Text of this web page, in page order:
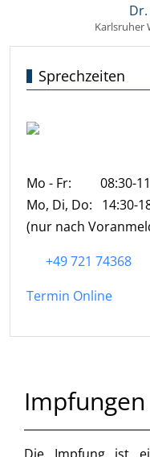
Mobile Menu Toggle
Karlsruher
Sprechzeiten
Mo - Fr: 08:30-
Mo, Di, Do: 14:30-
(nur nach
+49 721 74368
Termin Online
Impfungen